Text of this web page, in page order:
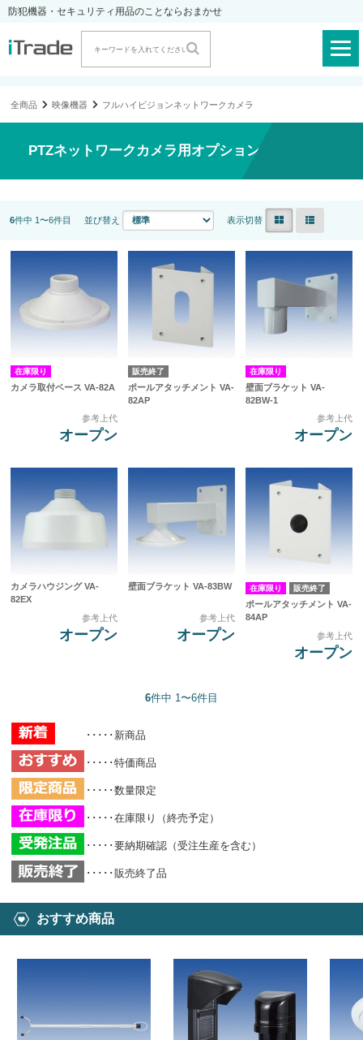
防犯機器・セキュリティ用品のことならおまかせ
全商品 映像機器 フルハイビジョンネットワークカメラ
PTZネットワークカメラ用オプション
6件中 1〜6件目 並び替え 表示切替
在庫限り
カメラ取付ベース VA-82A
参考上代
オープン
販売終了
ポールアタッチメント VA-
82AP
在庫限り
壁面ブラケット VA-
82BW-1
参考上代
オープン
カメラハウジング VA-
82EX
参考上代
オープン
壁面ブラケット VA-83BW
参考上代
オープン
在庫限り 販売終了
ポールアタッチメント VA-
84AP
参考上代
オープン
6件中 1〜6件目
･････新商品
･････特価商品
･････数量限定
･････在庫限り（終売予定）
･････要納期確認（受注生産を含む）
･････販売終了品
おすすめ商品